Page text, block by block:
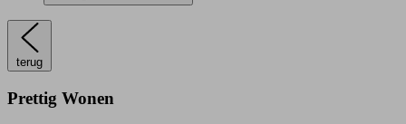
terug
Prettig Wonen